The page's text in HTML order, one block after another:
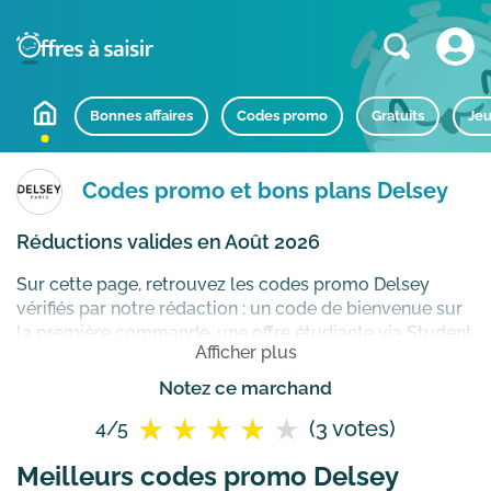
Bonnes affaires Codes promo Gratuits
Codes promo et bons plans Delsey
Réductions valides en Août 2026
Sur cette page, retrouvez les codes promo Delsey
vérifiés par notre rédaction : un code de bienvenue sur
la première commande, une offre étudiante via Student
Beans, une réduction à l’inscription à la newsletter, ainsi
que la livraison et les retours offerts (selon conditions).
dans l’univers de la bagagerie, Delsey vous
vaste choix de valises, sacs mais aussi d’étuis et de
Afficher plus
Notez ce marchand
4/5 (3 votes)
Meilleurs codes promo Delsey